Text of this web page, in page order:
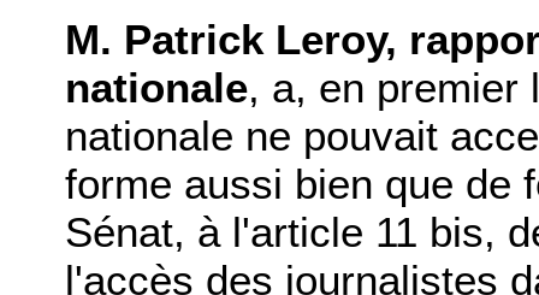
M. Patrick Leroy,
nationale, a, en premier
nationale ne pouvait
forme aussi bien que de
Sénat, à l'article 11 bis,
l'accès des journalistes